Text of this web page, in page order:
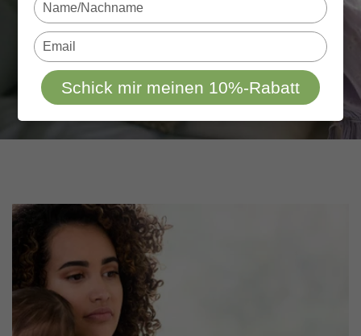
your
name
Type
your
email
Schick mir meinen 10%-Rabatt